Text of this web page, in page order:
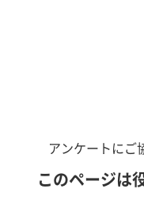
アンケートにご
このページは